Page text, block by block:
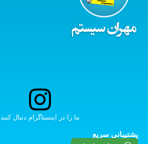
ما را در اینستاگرام دنبال کنید
پشتیبانی سریع